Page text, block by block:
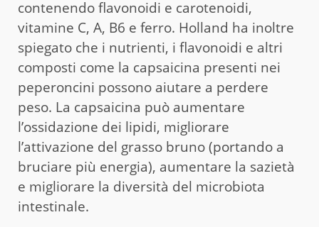
contenendo flavonoidi e carotenoidi,
vitamine C, A, B6 e ferro. Holland ha inoltre
spiegato che i nutrienti, i flavonoidi e altri
composti come la capsaicina presenti nei
peperoncini possono aiutare a perdere
peso. La capsaicina può aumentare
l’ossidazione dei lipidi, migliorare
l’attivazione del grasso bruno (portando a
bruciare più energia), aumentare la sazietà
e migliorare la diversità del microbiota
intestinale.